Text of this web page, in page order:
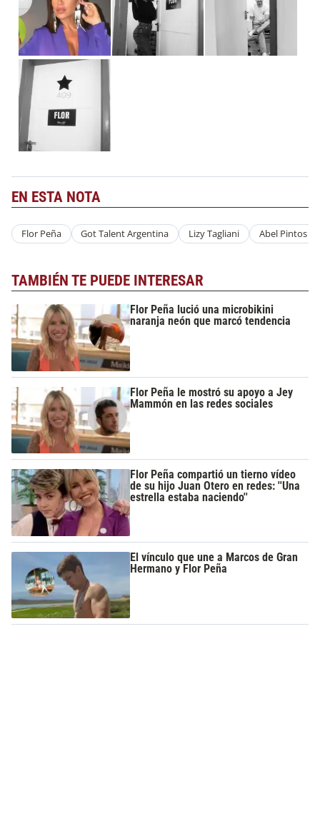
EN ESTA NOTA
Flor Peña Got Talent Argentina Lizy Tagliani Abel Pintos
TAMBIÉN TE PUEDE INTERESAR
Flor Peña lució una microbikini
naranja neón que marcó tendencia
Flor Peña le mostró su apoyo a Jey
Mammón en las redes sociales
Flor Peña compartió un tierno vídeo
de su hijo Juan Otero en redes: ''Una
estrella estaba naciendo''
El vínculo que une a Marcos de Gran
Hermano y Flor Peña